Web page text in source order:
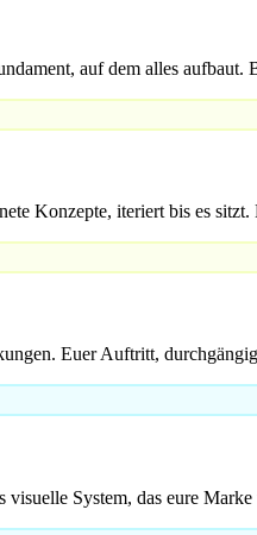
auf dem alles aufbaut.
Konzepte, iteriert bis es
Euer Auftritt,
System, das eure Marke